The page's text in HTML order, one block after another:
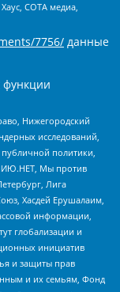
СОТА медиа,
7756/ данные
Нижегородский
исследований,
политики,
Мы против
Лига
Хасдей Ерушалаим,
информации,
глобализации и
инициатив
и защиты прав
и их семьям, Фонд